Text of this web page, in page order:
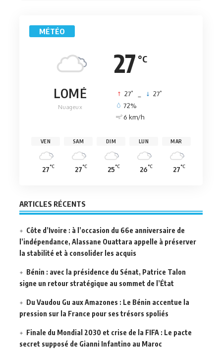
MÉTÉO
27 °C
LOMÉ
Nuageux
27° 27°
72%
6 km/h
VEN
27°C
SAM
27°C
DIM
25°C
LUN
26°C
MAR
27°C
ARTICLES RÉCENTS
Côte d’Ivoire : à l’occasion du 66e anniversaire de
l’indépendance, Alassane Ouattara appelle à préserver
la stabilité et à consolider les acquis
Bénin : avec la présidence du Sénat, Patrice Talon
signe un retour stratégique au sommet de l’État
Du Vaudou Gu aux Amazones : Le Bénin accentue la
pression sur la France pour ses trésors spoliés
Finale du Mondial 2030 et crise de la FIFA : Le pacte
secret supposé de Gianni Infantino au Maroc